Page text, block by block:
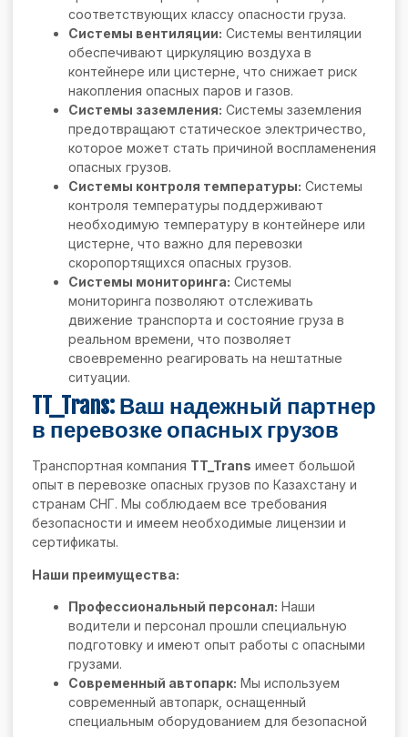
соответствующих классу опасности груза.
Системы вентиляции: Системы вентиляции
обеспечивают циркуляцию воздуха в
контейнере или цистерне, что снижает риск
накопления опасных паров и газов.
Системы заземления: Системы заземления
предотвращают статическое электричество,
которое может стать причиной воспламенения
опасных грузов.
Системы контроля температуры: Системы
контроля температуры поддерживают
необходимую температуру в контейнере или
цистерне, что важно для перевозки
скоропортящихся опасных грузов.
Системы мониторинга: Системы
мониторинга позволяют отслеживать
движение транспорта и состояние груза в
реальном времени, что позволяет
своевременно реагировать на нештатные
ситуации.
TT_Trans: Ваш надежный партнер
в перевозке опасных грузов
Транспортная компания TT_Trans имеет большой
опыт в перевозке опасных грузов по Казахстану и
странам СНГ. Мы соблюдаем все требования
безопасности и имеем необходимые лицензии и
сертификаты.
Наши преимущества:
Профессиональный персонал: Наши
водители и персонал прошли специальную
подготовку и имеют опыт работы с опасными
грузами.
Современный автопарк: Мы используем
современный автопарк, оснащенный
специальным оборудованием для безопасной